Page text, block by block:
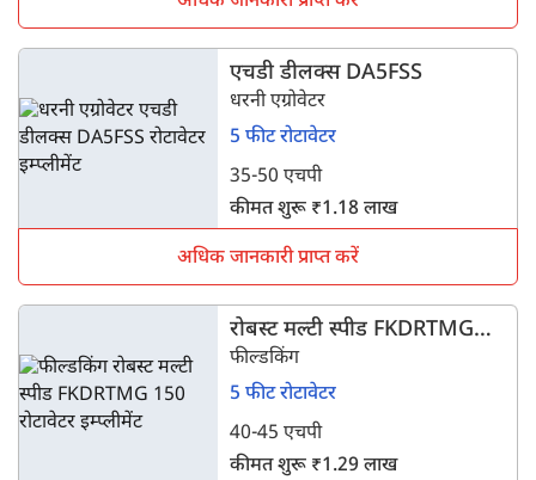
एचडी डीलक्स DA5FSS
धरनी एग्रोवेटर
5 फीट रोटावेटर
35-50 एचपी
कीमत शुरू ₹1.18 लाख
अधिक जानकारी प्राप्त करें
रोबस्ट मल्टी स्पीड FKDRTMG
150
फील्डकिंग
5 फीट रोटावेटर
40-45 एचपी
कीमत शुरू ₹1.29 लाख